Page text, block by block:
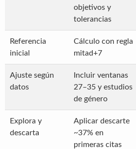
objetivos y
tolerancias
Referencia
inicial
Cálculo con regla
mitad+7
Ajuste según
datos
Incluir ventanas
27–35 y estudios
de género
Explora y
descarta
Aplicar descarte
~37% en
primeras citas